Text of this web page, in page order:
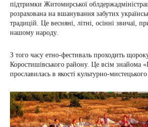
підтримки Житомирської
розрахована на вшанування забутих
традицій. Це весняні, літні, осінні звичаї,
нашому народу.
З того часу етно-фестиваль проходить
Коростишівського району. Це всім знайома
прославилась в якості культурно-